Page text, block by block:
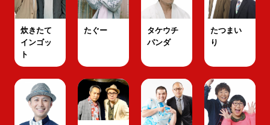
炊きたて
インゴッ
ト
たぐー
タケウチ
パンダ
たつまい
り